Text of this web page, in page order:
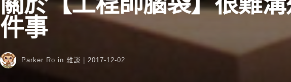
件事
Parker Ro in 雜談 2017-12-02